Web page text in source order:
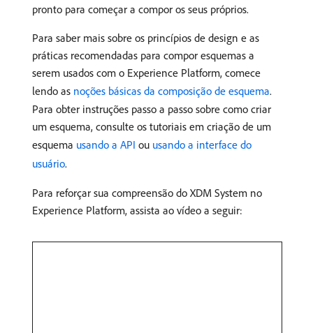
pronto para começar a compor os seus próprios.
Para saber mais sobre os princípios de design e as
práticas recomendadas para compor esquemas a
serem usados com o Experience Platform, comece
lendo as noções básicas da composição de esquema.
Para obter instruções passo a passo sobre como criar
um esquema, consulte os tutoriais em criação de um
esquema usando a API ou usando a interface do
usuário.
Para reforçar sua compreensão do XDM System no
Experience Platform, assista ao vídeo a seguir: